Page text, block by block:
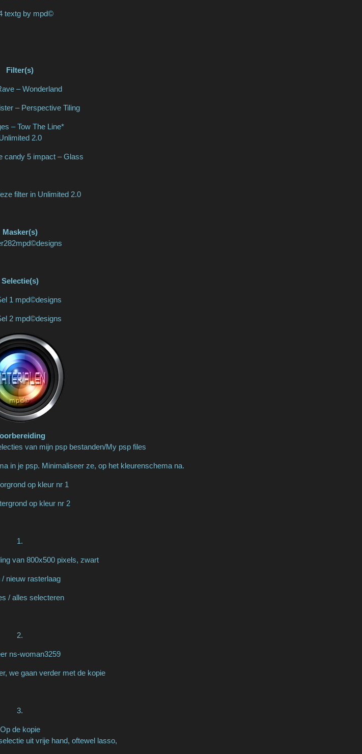
textg by mpd©
Filter(s)
– Wonderland
– Perspective Tiling
– Tow The Line*
2.0
candy 5 impact – Glass
filter in Unlimited 2.0
Masker(s)
Selectie(s)
1 mpd©designs
2 mpd©designs
van mijn psp bestanden/My psp files
in je psp. Minimaliseer ze, op het kleurenschema na.
op kleur nr 1
op kleur nr 2
1.
van 800x500 pixels, zwart
/ nieuw rasterlaag
/ alles selecteren
2.
ns-woman3259
we gaan verder met de kopie
3.
Op de kopie
uit vrije hand, oftewel lasso,